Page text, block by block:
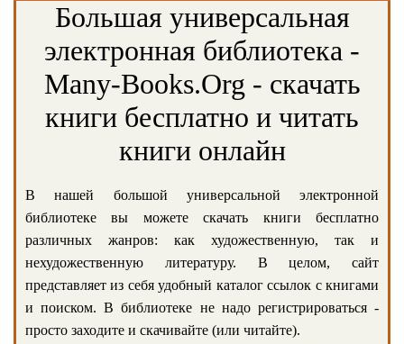
Большая универсальная
электронная библиотека -
Many-Books.Org - скачать
книги бесплатно и читать
книги онлайн
В нашей большой универсальной электронной
библиотеке вы можете скачать книги бесплатно
различных жанров: как художественную, так и
нехудожественную литературу. В целом, сайт
представляет из себя удобный каталог ссылок с книгами
и поиском. В библиотеке не надо регистрироваться -
просто заходите и скачивайте (или читайте).